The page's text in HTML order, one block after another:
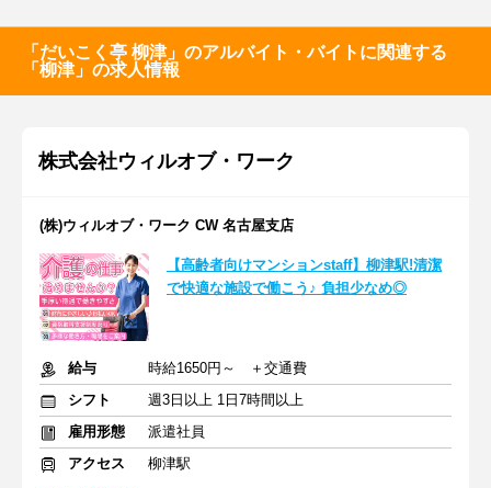
「だいこく亭 柳津」のアルバイト・バイトに関連する
「柳津」の求人情報
株式会社ウィルオブ・ワーク
(株)ウィルオブ・ワーク CW 名古屋支店
【高齢者向けマンションstaff】柳津駅!清潔
で快適な施設で働こう♪ 負担少なめ◎
給与
時給1650円～ ＋交通費
シフト
週3日以上 1日7時間以上
雇用形態
派遣社員
アクセス
柳津駅